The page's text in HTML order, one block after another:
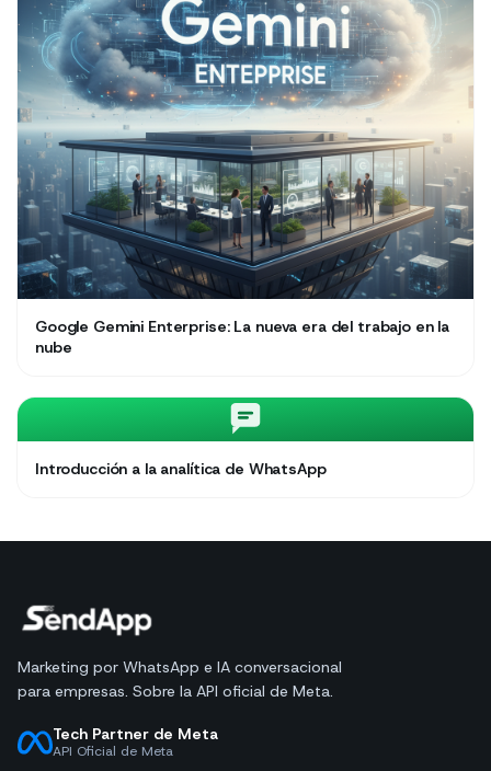
Google Gemini Enterprise: La nueva era del trabajo en la
nube
Introducción a la analítica de WhatsApp
Marketing por WhatsApp e IA conversacional
para empresas. Sobre la API oficial de Meta.
Tech Partner de Meta
API Oficial de Meta